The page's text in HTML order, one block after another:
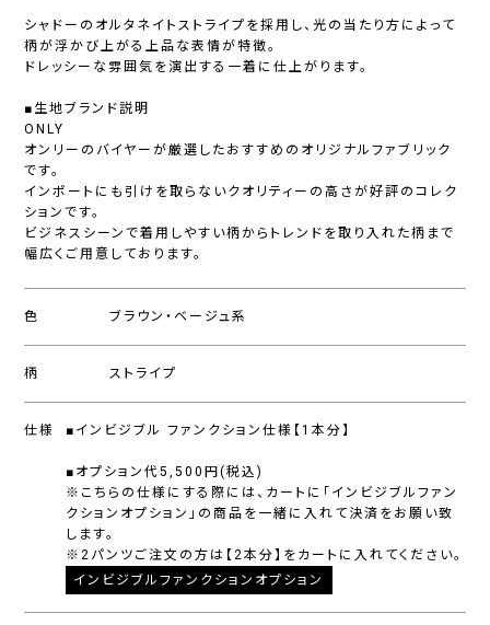
シャドーのオルタネイトストライプを採用し、光の当たり方によって
柄が浮かび上がる上品な表情が特徴。
ドレッシーな雰囲気を演出する一着に仕上がります。
■生地ブランド説明
ONLY
オンリーのバイヤーが厳選したおすすめのオリジナルファブリック
です。
インポートにも引けを取らないクオリティーの高さが好評のコレク
ションです。
ビジネスシーンで着用しやすい柄からトレンドを取り入れた柄まで
幅広くご用意しております。
色 ブラウン・ベージュ系
柄 ストライプ
仕様 ■インビジブル ファンクション仕様【1本分】
■オプション代5,500円(税込)
※こちらの仕様にする際には、カートに「インビジブルファン
クションオプション」の商品を一緒に入れて決済をお願い致
します。
※2パンツご注文の方は【2本分】をカートに入れてください。
インビジブルファンクションオプション